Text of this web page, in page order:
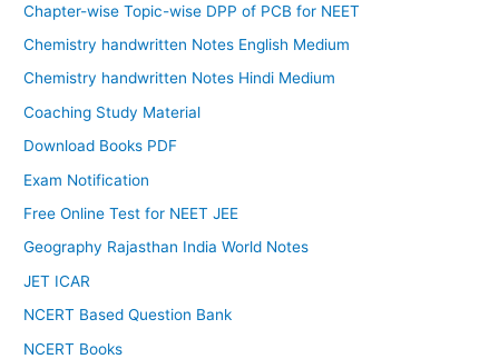
Chapter-wise Topic-wise DPP of PCB for NEET
Chemistry handwritten Notes English Medium
Chemistry handwritten Notes Hindi Medium
Coaching Study Material
Download Books PDF
Exam Notification
Free Online Test for NEET JEE
Geography Rajasthan India World Notes
JET ICAR
NCERT Based Question Bank
NCERT Books